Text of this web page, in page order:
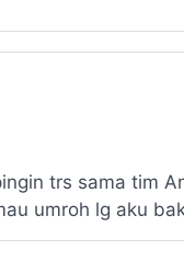
trs sama tim
umroh lg aku